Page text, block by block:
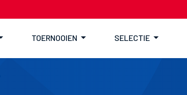
TOERNOOIEN SELECTIE